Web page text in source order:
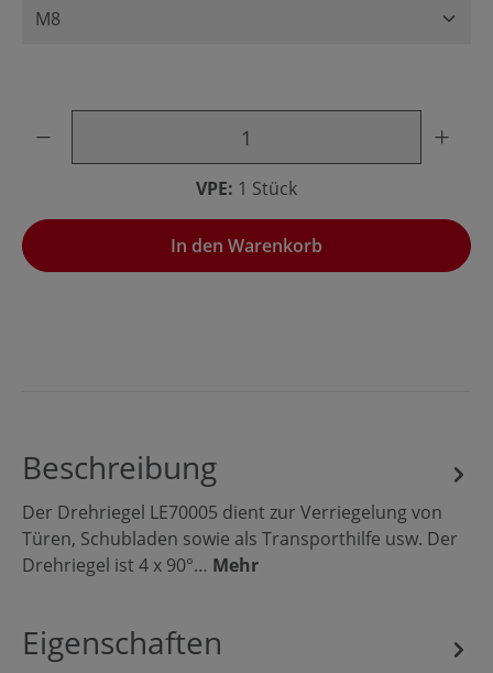
VPE: 1 Stück
In den Warenkorb
Beschreibung
Der Drehriegel LE70005 dient zur Verriegelung von
Türen, Schubladen sowie als Transporthilfe usw. Der
Drehriegel ist 4 x 90°… Mehr
Eigenschaften